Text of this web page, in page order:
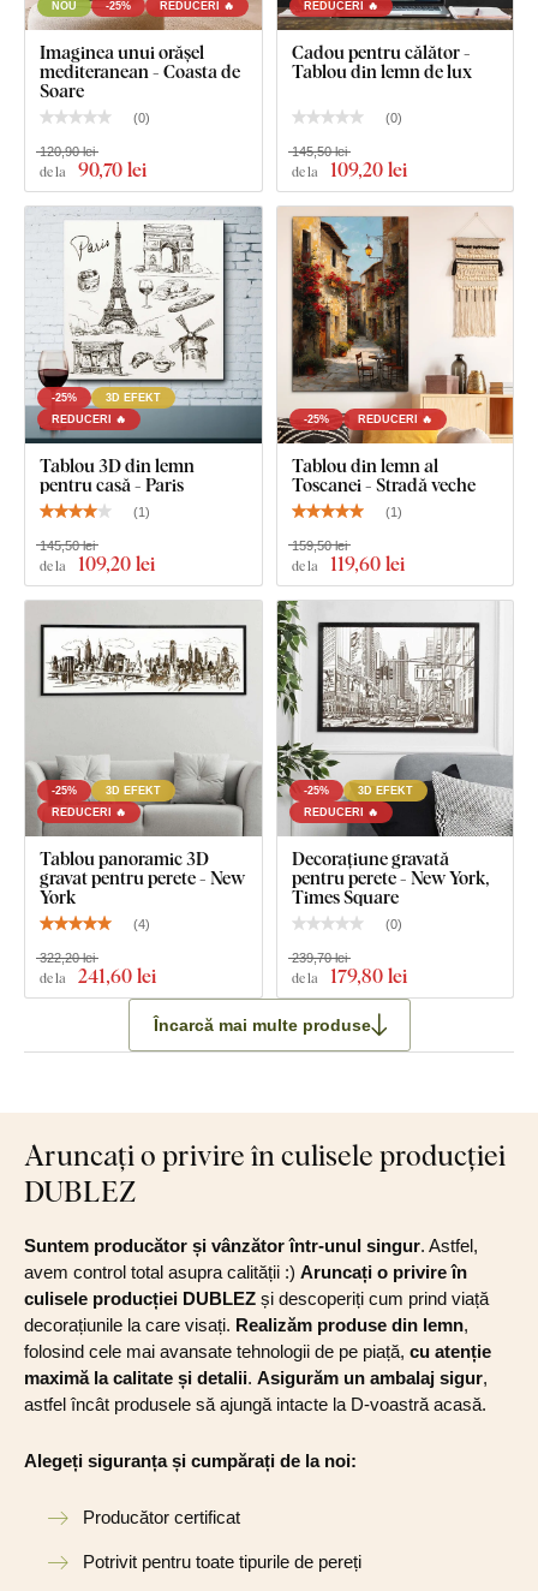
NOU -25% REDUCERI 🔥
Imaginea unui orășel
mediteranean - Coasta de
Soare
(0)
de la 90,70 lei
120,90 lei
REDUCERI 🔥
Cadou pentru călător -
Tablou din lemn de lux
(0)
de la 109,20 lei
145,50 lei
-25%
3D EFEKT
REDUCERI 🔥
Tablou 3D din lemn
pentru casă - Paris
(1)
de la 109,20 lei
145,50 lei
-25% REDUCERI 🔥
Tablou din lemn al
Toscanei - Stradă veche
(1)
de la 119,60 lei
159,50 lei
-25%
3D EFEKT
REDUCERI 🔥
Tablou panoramic 3D
gravat pentru perete - New
York
(4)
de la 241,60 lei
322,20 lei
-25%
3D EFEKT
REDUCERI 🔥
Decorațiune gravată
pentru perete - New York,
Times Square
(0)
de la 179,80 lei
239,70 lei
Încarcă mai multe produse
Aruncați o privire în culisele producției
DUBLEZ
Suntem producător și vânzător într-unul singur. Astfel,
avem control total asupra calității :) Aruncați o privire în
culisele producției DUBLEZ și descoperiți cum prind viață
decorațiunile la care visați. Realizăm produse din lemn,
folosind cele mai avansate tehnologii de pe piață, cu atenție
maximă la calitate și detalii. Asigurăm un ambalaj sigur,
astfel încât produsele să ajungă intacte la D-voastră acasă.
Alegeți siguranța și cumpărați de la noi:
Producător certificat
Potrivit pentru toate tipurile de pereți